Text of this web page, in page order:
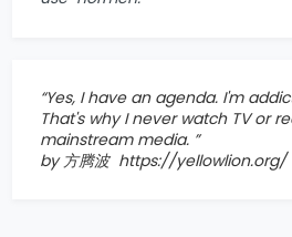
“Yes, I have an agenda. I'm
That's why I never watch TV or
mainstream media. ”
by 方腾波https://yellowlion.org/